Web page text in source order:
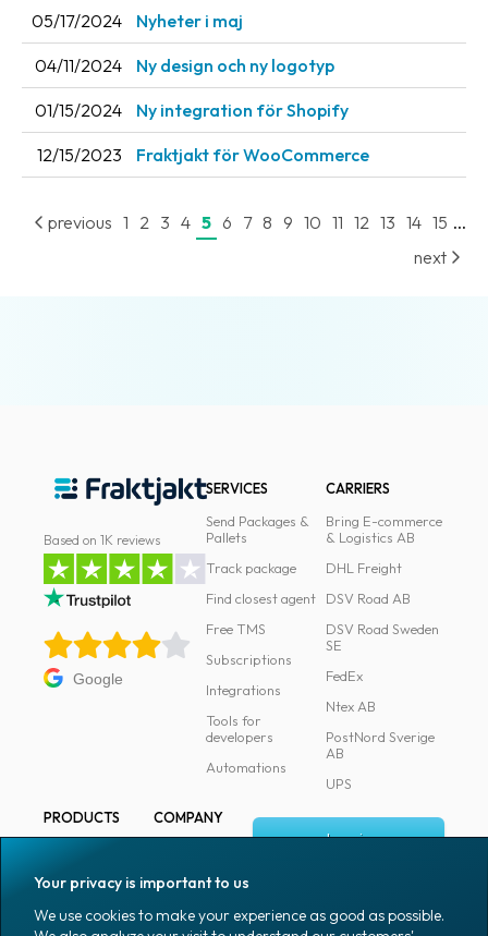
archive
Contact
us
Terms
and
05/17/2024 Nyheter i maj
04/11/2024 Ny design och ny logotyp
01/15/2024 Ny integration för Shopify
12/15/2023 Fraktjakt för WooCommerce
previous 1 2 3 4 5 6 7 8 9 10 11 12 13 14 15 ...
next
Based on 1K reviews
Google
SERVICES
Send Packages &
Pallets
Track package
Find closest agent
Free TMS
Subscriptions
Integrations
Tools for
developers
Automations
CARRIERS
Bring E-commerce
& Logistics AB
DHL Freight
DSV Road AB
DSV Road Sweden
SE
FedEx
Ntex AB
PostNord Sverige
AB
UPS
PRODUCTS
Marking
Packaging
COMPANY
Media
Coworkers
Log in
Sign up
Your privacy is important to us
We use cookies to make your experience as good as possible.